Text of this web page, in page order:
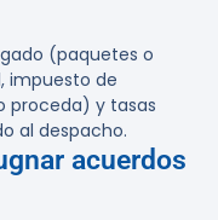
(paquetes o
impuesto de
proceda) y tasas
al despacho.
acuerdos